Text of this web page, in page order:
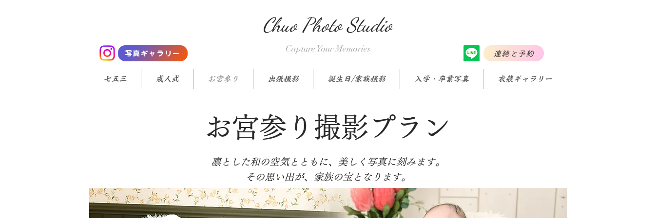
Chuo Photo Studio
Capture Your Memories
写真ギャラリー 連絡と予約
七五三 成人式 お宮参り 出張撮影 誕生日/家族撮影 入学・卒業写真 衣装ギャラリー
お宮参り撮影プラン
凛とした和の空気とともに、美しく写真に刻みます。
その思い出が、家族の宝となります。